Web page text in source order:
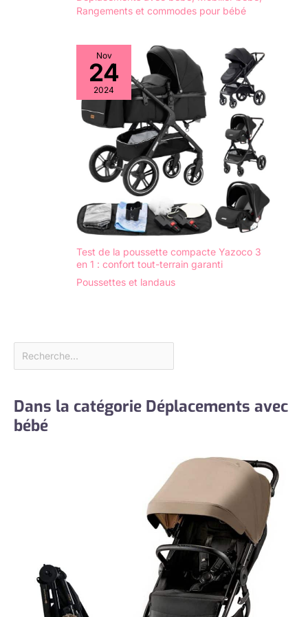
Rangements et commodes pour bébé
Nov
24
2024
Test de la poussette compacte Yazoco 3
en 1 : confort tout-terrain garanti
Poussettes et landaus
Dans la catégorie Déplacements avec
bébé